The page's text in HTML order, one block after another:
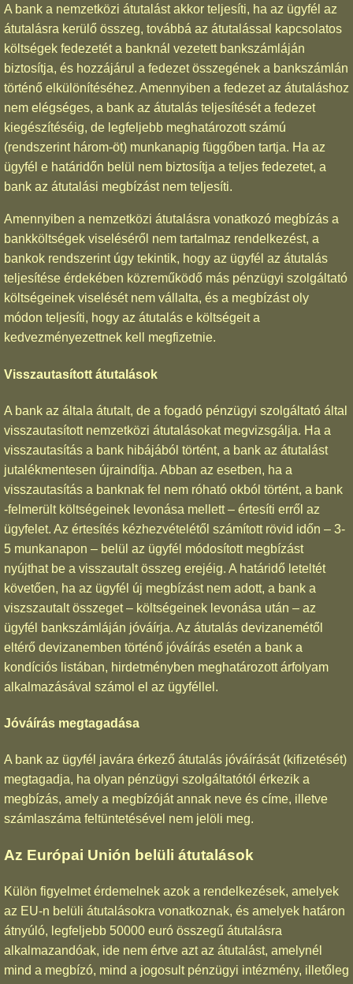
A bank a nemzetközi átutalást akkor teljesíti, ha az ügyfél az
átutalásra kerülő összeg, továbbá az átutalással kapcsolatos
költségek fedezetét a banknál vezetett bankszámláján
biztosítja, és hozzájárul a fedezet összegének a bankszámlán
történő elkülönítéséhez. Amennyiben a fedezet az átutaláshoz
nem elégséges, a bank az átutalás teljesítését a fedezet
kiegészítéséig, de legfeljebb meghatározott számú
(rendszerint három-öt) munkanapig függőben tartja. Ha az
ügyfél e határidőn belül nem biztosítja a teljes fedezetet, a
bank az átutalási megbízást nem teljesíti.
Amennyiben a nemzetközi átutalásra vonatkozó megbízás a
bankköltségek viseléséről nem tartalmaz rendelkezést, a
bankok rendszerint úgy tekintik, hogy az ügyfél az átutalás
teljesítése érdekében közreműködő más pénzügyi szolgáltató
költségeinek viselését nem vállalta, és a megbízást oly
módon teljesíti, hogy az átutalás e költségeit a
kedvezményezettnek kell megfizetnie.
Visszautasított átutalások
A bank az általa átutalt, de a fogadó pénzügyi szolgáltató által
visszautasított nemzetközi átutalásokat megvizsgálja. Ha a
visszautasítás a bank hibájából történt, a bank az átutalást
jutalékmentesen újraindítja. Abban az esetben, ha a
visszautasítás a banknak fel nem róható okból történt, a bank
-felmerült költségeinek levonása mellett – értesíti erről az
ügyfelet. Az értesítés kézhezvételétől számított rövid időn – 3-
5 munkanapon – belül az ügyfél módosított megbízást
nyújthat be a visszautalt összeg erejéig. A határidő leteltét
követően, ha az ügyfél új megbízást nem adott, a bank a
viszszautalt összeget – költségeinek levonása után – az
ügyfél bankszámláján jóváírja. Az átutalás devizanemétől
eltérő devizanemben történő jóváírás esetén a bank a
kondíciós listában, hirdetményben meghatározott árfolyam
alkalmazásával számol el az ügyféllel.
Jóváírás megtagadása
A bank az ügyfél javára érkező átutalás jóváírását (kifizetését)
megtagadja, ha olyan pénzügyi szolgáltatótól érkezik a
megbízás, amely a megbízóját annak neve és címe, illetve
számlaszáma feltüntetésével nem jelöli meg.
Az Európai Unión belüli átutalások
Külön figyelmet érdemelnek azok a rendelkezések, amelyek
az EU-n belüli átutalásokra vonatkoznak, és amelyek határon
átnyúló, legfeljebb 50000 euró összegű átutalásra
alkalmazandóak, ide nem értve azt az átutalást, amelynél
mind a megbízó, mind a jogosult pénzügyi intézmény, illetőleg